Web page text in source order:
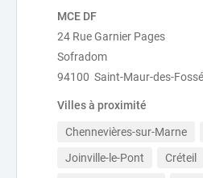
MCE DF
24 Rue Garnier Pages
Sofradom
94100 Saint-Maur-des-
Villes à proximité
Chennevières-sur-Marne
Joinville-le-Pont
Créteil